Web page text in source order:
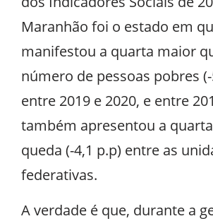
Maranhão foi o estado em
manifestou a quarta maior
número de pessoas pobres
entre 2019 e 2020, e entre
também apresentou a
queda (-4,1 p.p) entre as
federativas.
A verdade é que, durante a